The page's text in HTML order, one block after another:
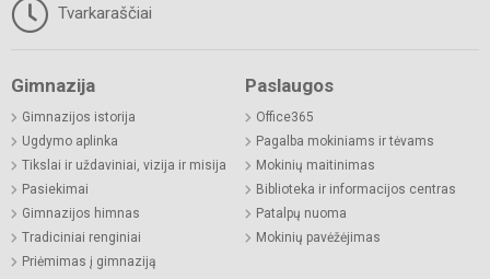
Tvarkaraščiai
Gimnazija
Gimnazijos istorija
Ugdymo aplinka
Tikslai ir uždaviniai, vizija ir misija
Pasiekimai
Gimnazijos himnas
Tradiciniai renginiai
Priėmimas į gimnaziją
Paslaugos
Office365
Pagalba mokiniams ir tėvams
Mokinių maitinimas
Biblioteka ir informacijos centras
Patalpų nuoma
Mokinių pavėžėjimas